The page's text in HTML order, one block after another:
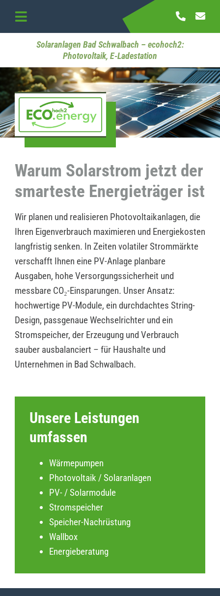
content
Toggle
Navigation
Startseite
Referenzen
Kontakt
Solaranlagen Bad Schwalbach – ecohoch2:
Photovoltaik, E-Ladestation
Warum Solarstrom jetzt der
smarteste Energieträger ist
Wir planen und realisieren Photovoltaikanlagen, die
Ihren Eigenverbrauch maximieren und Energiekosten
langfristig senken. In Zeiten volatiler Strommärkte
verschafft Ihnen eine PV-Anlage planbare
Ausgaben, hohe Versorgungssicherheit und
messbare CO₂-Einsparungen. Unser Ansatz:
hochwertige PV-Module, ein durchdachtes String-
Design, passgenaue Wechselrichter und ein
Stromspeicher, der Erzeugung und Verbrauch
sauber ausbalanciert – für Haushalte und
Unternehmen in Bad Schwalbach.
Unsere Leistungen
umfassen
Wärmepumpen
Photovoltaik / Solaranlagen
PV- / Solarmodule
Stromspeicher
Speicher-Nachrüstung
Wallbox
Energieberatung